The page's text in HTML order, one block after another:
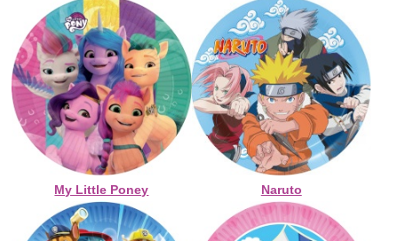
My Little Poney Naruto